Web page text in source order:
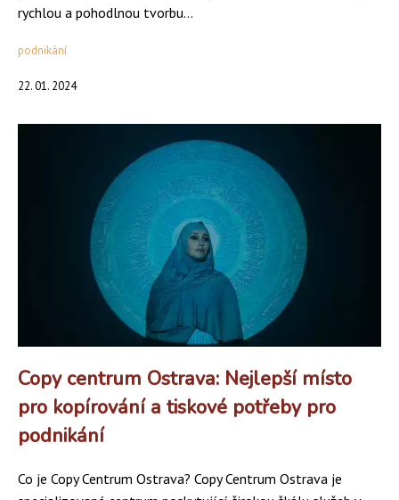
rychlou a pohodlnou tvorbu...
podnikání
22. 01. 2024
Copy centrum Ostrava: Nejlepší místo
pro kopírování a tiskové potřeby pro
podnikání
Co je Copy Centrum Ostrava? Copy Centrum Ostrava je